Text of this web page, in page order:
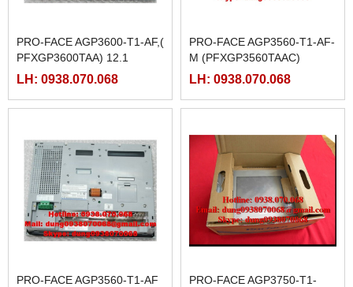
PRO-FACE AGP3600-T1-AF,(
PFXGP3600TAA) 12.1
LH: 0938.070.068
PRO-FACE AGP3560-T1-AF-
M (PFXGP3560TAAC)
LH: 0938.070.068
PRO-FACE AGP3560-T1-AF
PRO-FACE AGP3750-T1-